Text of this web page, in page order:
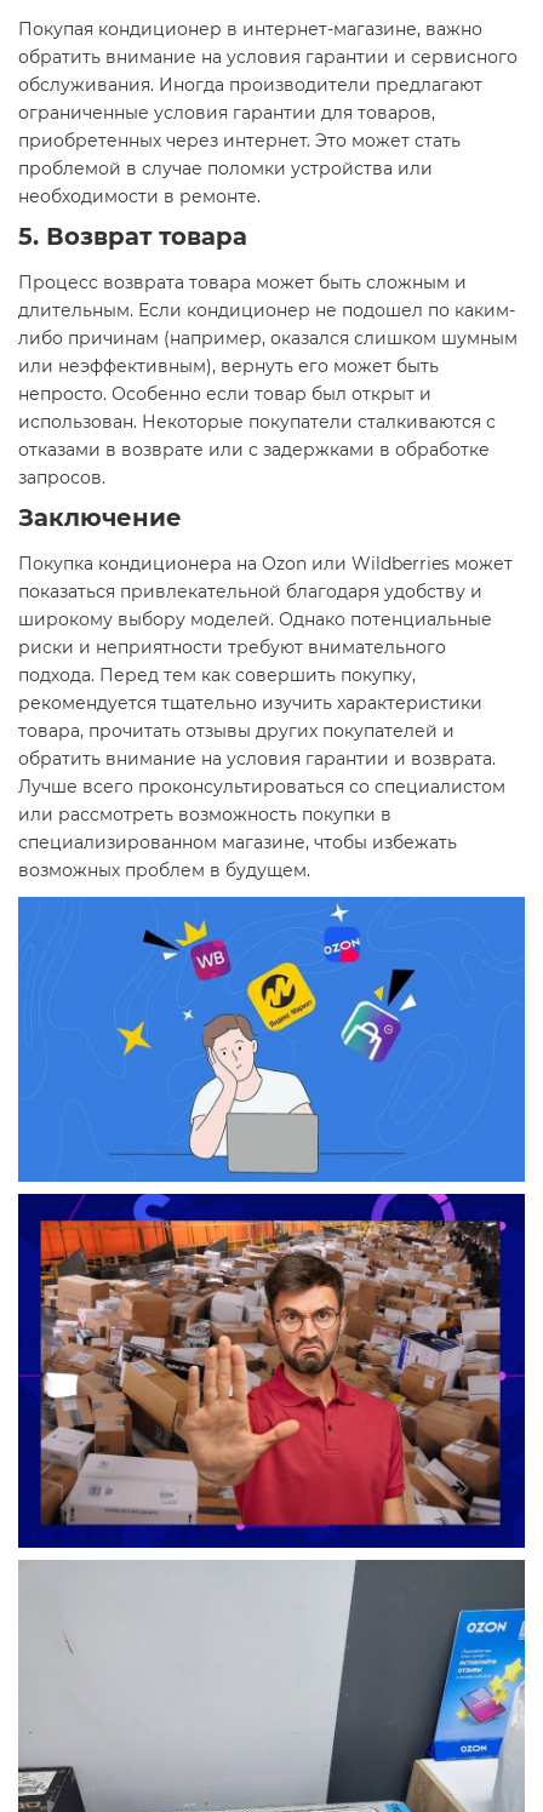
Покупая кондиционер в интернет-магазине, важно
обратить внимание на условия гарантии и сервисного
обслуживания. Иногда производители предлагают
ограниченные условия гарантии для товаров,
приобретенных через интернет. Это может стать
проблемой в случае поломки устройства или
необходимости в ремонте.
5. Возврат товара
Процесс возврата товара может быть сложным и
длительным. Если кондиционер не подошел по каким-
либо причинам (например, оказался слишком шумным
или неэффективным), вернуть его может быть
непросто. Особенно если товар был открыт и
использован. Некоторые покупатели сталкиваются с
отказами в возврате или с задержками в обработке
запросов.
Заключение
Покупка кондиционера на Ozon или Wildberries может
показаться привлекательной благодаря удобству и
широкому выбору моделей. Однако потенциальные
риски и неприятности требуют внимательного
подхода. Перед тем как совершить покупку,
рекомендуется тщательно изучить характеристики
товара, прочитать отзывы других покупателей и
обратить внимание на условия гарантии и возврата.
Лучше всего проконсультироваться со специалистом
или рассмотреть возможность покупки в
специализированном магазине, чтобы избежать
возможных проблем в будущем.